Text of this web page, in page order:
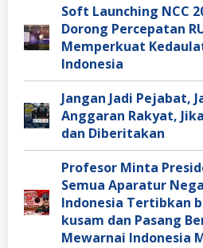
Soft Launching NCC
Dorong Percepatan
Memperkuat
Indonesia
Jangan Jadi Pejabat,
Anggaran Rakyat,
dan Diberitakan
Profesor Minta
Semua Aparatur
Indonesia Tertibkan
kusam dan Pasang
Mewarnai Indonesia